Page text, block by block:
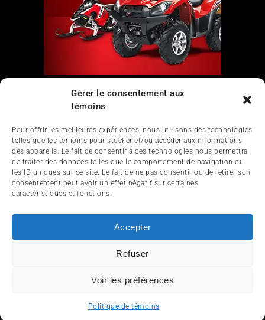
Gérer le consentement aux
témoins
Pour offrir les meilleures expériences, nous utilisons des technologies
telles que les témoins pour stocker et/ou accéder aux informations
des appareils. Le fait de consentir à ces technologies nous permettra
de traiter des données telles que le comportement de navigation ou
les ID uniques sur ce site. Le fait de ne pas consentir ou de retirer son
consentement peut avoir un effet négatif sur certaines
caractéristiques et fonctions.
Accepter
Refuser
Voir les préférences
Politique de témoins
Nous contacter
ACTUALITÉ
ESSAIS
SERVICES ET TOURISME